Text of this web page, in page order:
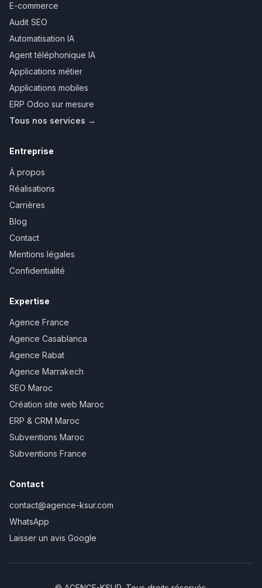
E-commerce
Audit SEO
Automatisation IA
Agent téléphonique IA
Applications métier
Applications mobiles
ERP Odoo sur mesure
Tous nos services →
Entreprise
À propos
Réalisations
Carrières
Blog
Contact
Mentions légales
Confidentialité
Expertise
Agence France
Agence Casablanca
Agence Rabat
Agence Marrakech
SEO Maroc
Création site web Maroc
ERP & CRM Maroc
Subventions Maroc
Subventions France
Contact
contact@agence-ksur.com
WhatsApp
Laisser un avis Google